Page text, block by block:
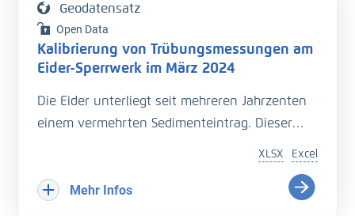
Geodatensatz
Open Data
Kalibrierung von Trübungsmessungen am
Eider-Sperrwerk im März 2024
Die Eider unterliegt seit mehreren Jahrzenten
einem vermehrten Sedimenteintrag. Dieser
Hinterlandes so wie die Schiffbarkeit des
Bundeswasserstraße.
Excel
XLSX
Mehr Infos